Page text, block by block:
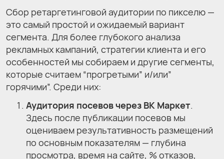
Сбор ретаргетинговой аудитории по пикселю —
это самый простой и ожидаемый вариант
сегмента. Для более глубокого анализа
рекламных кампаний, стратегии клиента и его
особенностей мы собираем и другие сегменты,
которые считаем “прогретыми” и/или”
горячими”. Среди них:
Аудитория посевов через ВК Маркет.
Здесь после публикации посевов мы
оцениваем результативность размещений
по основным показателям — глубина
просмотра, время на сайте, % отказов,